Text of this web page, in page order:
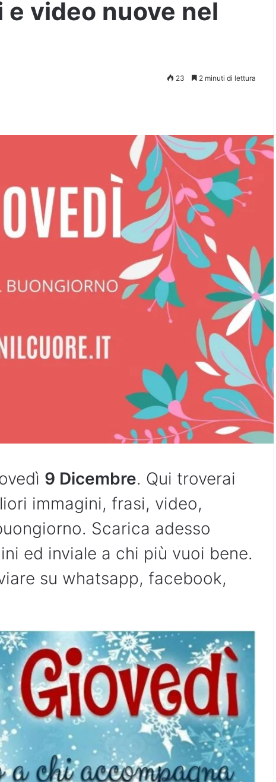
video nuove nel
23 2 minuti di lettura
9 Dicembre. Qui troverai
immagini, frasi, video,
Scarica adesso
ed inviale a chi più vuoi bene.
su whatsapp, facebook,